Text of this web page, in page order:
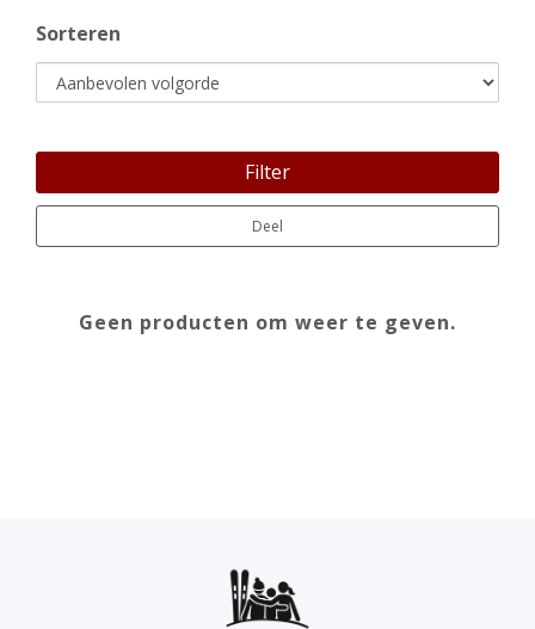
Sorteren
Filter
Deel
Geen producten om weer te geven.